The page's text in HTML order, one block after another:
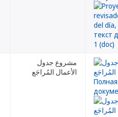
مشروع جدول
الأعمال المُراجَع